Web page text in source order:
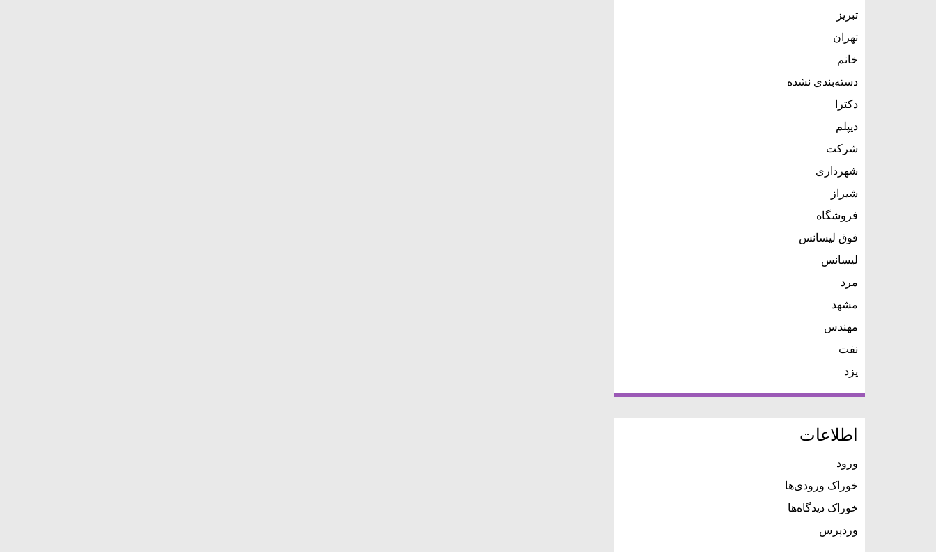
تبریز
تهران
خانم
دسته‌بندی نشده
دکترا
دیپلم
شرکت
شهرداری
شیراز
فروشگاه
فوق لیسانس
لیسانس
مرد
مشهد
مهندس
نفت
یزد
اطلاعات
ورود
خوراک ورودی‌ها
خوراک دیدگاه‌ها
وردپرس